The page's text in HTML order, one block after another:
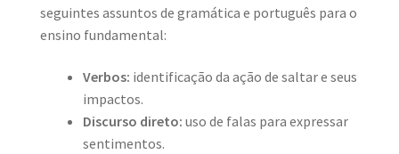
seguintes assuntos de gramática e português para o
ensino fundamental:
Verbos: identificação da ação de saltar e seus
impactos.
Discurso direto: uso de falas para expressar
sentimentos.